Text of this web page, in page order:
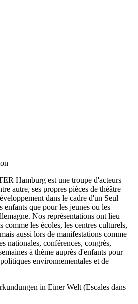
Hamburg est une troupe d'acteurs
autre, ses propres pièces de théâtre
dans le cadre d'un Seul
enfants que pour les jeunes ou les
Nos représentations ont lieu
comme les écoles, les centres culturels,
aussi lors de manifestations comme
nationales, conférences, congrès,
à thème auprès d'enfants pour
environnementales et de
in Einer Welt (Escales dans